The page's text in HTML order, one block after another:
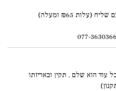
₪65 ומעלה)
כל מוצר תוך 14 ימים כל עוד הוא שלם , תקין ובאריזתו